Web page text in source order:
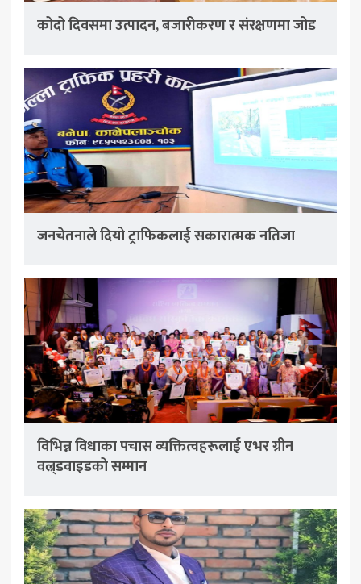
कोदो दिवसमा उत्पादन, बजारीकरण र संरक्षणमा जोड
जनचेतनाले दियो ट्राफिकलाई सकारात्मक नतिजा
विभिन्न विधाका पचास व्यक्तित्वहरूलाई एभर ग्रीन
वल्र्डवाइडको सम्मान